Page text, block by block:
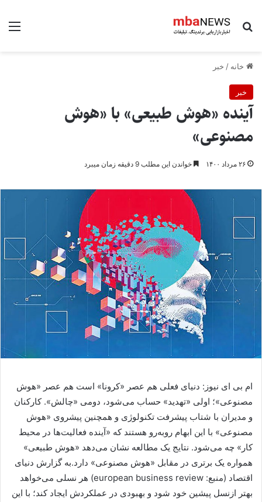
جستجو برای
خانه / خبر
خبر
آینده «هوش طبیعی» با «هوش
مصنوعی»
۲۶ مرداد ۱۴۰۰ خواندن این مطلب 9 دقیقه زمان میبرد
ام بی ای نیوز: دنیای فعلی هم عصر «کرونا» است هم عصر «هوش مصنوعی»؛ اولی «تهدید» حساب می‌شود، دومی «چالش». کارکنان و مدیران با شتاب پیشرفت تکنولوژی و همچنین پیشروی «هوش مصنوعی» با این ابهام روبه‌رو هستند که «آینده فعالیت‌ها در محیط کار» چه می‌شود. نتایج یک مطالعه نشان می‌دهد «هوش طبیعی» همواره یک برتری در مقابل «هوش مصنوعی» دارد.به گزارش دنیای اقتصاد (منبع: european business review) هر نسلی می‌خواهد بهتر ازنسل پیشین خود شود و بهبودی در عملکردش ایجاد کند؛ با این حال، نسل کنونی این رویه را به خطر انداخته و ممکن است میراثی وحشتناک و آزاردهنده برای نسل‌های آینده به جای بگذارد!این مقاله، روایتی آینده‌نگرانه از معنای خاص بودن انسان در مقابل سرعت و انقلاب‌های هوش مصنوعی و توسعه واقعیت سایبری ارائه می‌دهد. در شرایط کنونی، لازم است نگاهی جدی و جامع به سناریوهای احتمالی آینده بیندازیم و متوجه شویم که چه میراثی برای نسل‌های آینده به جای می‌گذاریم.آینده احتمالی حاکی از دو تهدید/ چالش پیش‌روی بشریت است. دسته اول چالش‌ها یا به‌ اصطلاح «محدوده خطر» شامل مواردی مانند تنزل وضعیت محیط‌زیست (تغییر اقلیم)، تلاطم‌های اجتماعی (مهاجرت و تنوع)، کرونا و سایر بیماری‌های همه‌گیر آینده و در نهایت تعارض‌های سیاسی خشونت‌آمیز است. گروه دوم چالش‌ها را می‌توان حول سرعت و اغلب توسعه دگرگون‌ساز فناوری‌های هوش مصنوعی ساختاردهی کرد.محدوده خطر و فناوری‌های هوش مصنوعی تاکنون به تغییر زندگی ما منجر شده و احتمالا اثرات بیشتری بر آینده مشاغل خواهد داشت. در حالی که انتظار می‌رود، پیامدهای کرونا تا چند سال آینده مدیریت شوند، عبور کامل از محدوده خطر ممکن است تا حوالی سال ۲۰۵۰ ادامه یابد و نیاز داریم که از هر کمکی در این راستا استفاده کنیم. فناوری هوش مصنوعی می‌تواند بخشی از راه‌حل باشد.با این حال، خود هوش مصنوعی، چالش‌ها و سوالاتی برای ما مطرح می‌کند: چه اتفاقی برای نیروی کار می‌افتد؟ مردم چگونه به تعامل با این فناوری جدید خواهند پرداخت؟ آیا اکثر مشاغل با ماشین‌ها و اتوماسیون جایگزین خواهند شد؟ چه شغل‌های جدیدی ظهور خواهد کرد؟ هوش مصنوعی چگونه به نفع اقتصاد، کسب‌وکار و مشاغل خواهد بود؟جواب بسیاری از این سوالات، بستگی به نقش اشخاص در آینده دارد. در این مقاله، نگاهی کلی به مفهوم پیچیده، پویا و همواره در حال تغییر «خاص بودن انسان» می‌اندازیم و آن را با فناوری‌ هوش مصنوعی مقایسه می‌کنیم. ما همکاری انسان و ماشین‌ها را متصور هستیم؛ جایی که ابرذهن‌ها با ماشین‌ها و سیستم‌های هوشمند همکاری می‌کنند تا جامعه احتمالی فرا ذهن (Meta-Mind Society) آینده را بسازند.همکاری انسان با فناوری هوش مصنوعی را به سادگی می‌توان توصیف کرد، اما اجرای آن دشوار است. این همکاری نیازمند سرمایه‌گذاری همزمان در توسعه فناوری هوش مصنوعی و توسعه و بهره‌گیری از خاص بودن انسان است. این همکاری نیازمند آموزش‌های مادام‌العمری است که ماشین‌های هوشمند را به افراد باهوش‌تر از همیشه ارتباط دهد و به یک هم‌افزایی بین انسان و فناوری بینجامد. دستیابی به هم‌افزایی بین انسان و فناوری از آنجا اهمیت دارد که ماشین‌های هوشمند به سرعت در حال تکامل هستند و انسان نیز باید خود را به آنها رسانده و تکامل یابد.پیش از بحث، لازم است به این موضوع اشاره شود که توجه ما به خاص بودن انسان در مقایسه با ماشین‌های هوشمند و فناوری هوش مصنوعی است، اما ادعا نمی‌کنیم که تمام فناوری‌های هوش مصنوعی ویژگی‌هایی کاملا خاص دارند. ما معتقدیم که انسان می‌تواند عملکرد بهتری داشته باشد و برعکس. این مقاله درباره آینده‌ای دور نیست اما به روشنی نمی‌تواند تعیین کرد که توسعه ماشین‌ها و انسان‌ها با چه سرعتی پیش خواهد رفت. به همین دلیل، صرفا به سناریوی احتمالی آینده می‌پردازیم.در حال حاضر، ماشین‌ها فقط به تقلید از انسان می‌پردازند، اما در آینده ممکن است قادر به انجام کارهایی شوند که از عهده انسان خارج است. با این حال، باید متوجه باشیم که شیوه کار ماشین‌ها کاملا متفاوت با شیوه عمل انسان است. به عنوان مثال، ماشین‌ها می‌توانند حالات چهره یا صدای انسان‌ها را تقلید کنند، اما هیچ‌کدام از احساسات انسانی را تجربه نمی‌کنند. همواره باید در ذهن داشت که طبیعت انسان خاص و بی‌نهایت پیچیده است. شما خواننده هم خاص و منحصربه‌فرد هستید؛ به‌گونه‌ای که نه تنها با ماشین‌ها تفاوت دارید بلکه با هر انسان دیگری هم متفاوت هستید.خاص بودن انسان«تصور و تخیل، محوری‌ترین ویژگی انسان‌ها است؛ این قابلیت به ما اجازه می‌دهد که تجربه‌ای کامل از خود در مقابل جهان و واقعیت داشته باشیم. تخیل انسان، نقشی کلیدی در خلاقیت و در نوآوری دارد. ماشین‌ها به رغم تمام پیشرفت‌های هوش مصنوعی از تخیل بهره‌ای نبرده‌اند.» -گری لاکمن، نویسنده آمریکاییاجازه دهید موضوع را با طرح چند سوال دشوار شروع کنیم:۱- اگر می‌توانستید تعداد زیادی از انسان‌ها را نجات دهید، این کار را می‌کردید؟حتی اگر آنها را نشناسید؟ حتی اگر فرصت ملاقات حضوری با آنها را به دست نیاورید؟ اگر آنها در آینده زندگی کنند و شما دیگر در زمان آنها زنده نباشید، چطور؟۲- آیا ما در مقابل نسل‌های آینده مسوولیم؟در مقابل صدها میلیارد انسانی که در آینده خواهند زیست، چطور؟ آیا از بین بردن فرصت زادآوری و زندگی در این سیاره، اخلاقی است؟۳- اگر ما آخرین نسل بشر (پیش از انقراض) باشیم، چه؟آیا تاکنون به این مساله اندیشیده‌اید؟ فقط تصور کنید که همه انسان‌ها توانایی زادآوری خود را از دست بدهند.۴- آیا ماشین‌های هوشمند، برای انسان‌ها کار می‌کنند و به مراقبت از آنها می‌پردازند؟اگر ماشین‌ها برای ما نفع ندارند، چرا به خود زحمت می‌دهیم؟ چرا برای ثروت‌آفرینی تقلا می‌کنیم؟ آیا شغل داشتن تبدیل به یک امتیاز می‌شود؛ نه ضرورت صرف؟ اگر چنین شود، آیا زندگی همچنان معنایی خواهد داشت؟۵-آیا فناوری، راهکار تمام مشکلات جهانی است؟آیا ماشین‌ها تمام اشتباهات و خرابکاری‌های ما را جبران خواهد کرد؟ آیا ما مقادیر وافری از کالاها و خدمات برای تغذیه جهان و رسیدگی به نیازهای اجتماعی و روانی آنها داریم؟ آیا انسان‌ها از توانایی‌های ماورایی برخوردارند و استعدادهایی ابدی می‌شوند؟۶- آیا ما انسان‌ها فقط باید مسیر توسعه فناوری را دنبال کنیم؟آیا می‌توانیم برخی از انواع فناوری‌ها را رد کنیم؟ اگر قرار است فقط پیشرفت فناوری را دنبال کنیم، چرا باید به خود زحمت بدهیم؟ شاید آرمانشهر مورد انتظار انسان‌ها متشکل از فناوری است؟بی‌شک، بیشتر انسان‌ها نوعی استعداد دارند (فقط باید پرسید که چه استعدادی و به چه منظوری)؛ انسان‌ها خاص‌تر از آنند که تصور می‌کنند. بسیاری از اعضای بدن انسان هم خاص‌اند؛ مثل: گوش‌ها، عنبیه، انگشتان پا و … . شیوه راه رفتن، شیوه حرکت، فعالیت‌های مغزی، ضربان قلب و همه خاص هستند. از نظر ویژگی‌های روان‌شناختی، حوزه کامل در علم روانشناسی به تفاوت‌های شخصیتی افراد می‌پردازد.به طور خلاصه، اجازه دهید به این نتیجه برسیم که انسان‌ها ماشین‌های زیست‌شناختی و روان‌شناختی پیچیده هستند (که توانایی زادآوری و تکثیر هم دارند). انسان‌ها همچنین موجوداتی به شدت اجتماعی هستند. آنها سطوح مختلفی از آگاهی و خودآگاهی ایجاد می‌کنند، سطح جدیدی از پیچیدگی معرفی می‌کنند، اهداف و معنایی در زندگی دارند که به زندگی آنها یا نیاز به تغییر، معنا می‌دهد. آگاهی انسان‌ها به آنها قدرت تخیل می‌دهد و می‌توانند به چیزهایی بیندیشند که هیچ‌گاه وجود خارجی نداشته‌اند. انسان‌ها توانایی ذاتی برای ساختن و تخریب دارند. آنها همچنین مهارت کارآفرینی دارند و می‌توانند اشیا یا خدمات جدیدی بسازند.انسان‌ها قادر به زندگی، تفکر و عمل در مدل‌های به شدت متناقض (از عقلانیت یا غیرمعقول، از شادی و شعف تا غم و افسردگی، از مفاهیم انتزاعی و احساسی یا موضوعات منطقی، از خوش‌مشرب بودن تا منزوی و حتی احمق بودن و…) هستند و به لطف خلاقیت و کارآفرینی می‌توانند بسیار نوآور و سازنده و در عین حال به شدت تخریب‌گر باشند. آنها ذهنی آگاه دارند و می‌توانند از فرآیندهایی مانند تفکر، تصمیم‌گیری و سطوح مختلف فرآیند هوش بهره‌مند باشند. ما می‌توانیم ویژگی «فردیت» و نگرش‌های شخصی خود را به پدیده‌ها بدهیم تا رویاها، احساسات شخصی، اجتماعی شدن، روابط، همدردی، احساسات جسمی، احساسات روانی، شهود و … را معنایی جدید ببخشیم.انسان‌ها ممکن است به کارهای ارزشمندی مانند ایثار و فداکردن جان خود برای دیگران یا یک هدف ارزشمند بپردازند یا در طرف مقابل برای دفاع از خواسته‌های خود یا جامعه به خشونت دست بزنند. انسان‌ها با توجه به شرایط تصمیم‌گیری می‌کنند و حتی منزوی‌ترین و خودشیفته‌ترین آنها نیز می‌توانند در راستای منافع جمعی تصمیم‌گیری یا اقدام کنند. انسان‌ها توانایی‌های پیچیده‌ای دارند و در عین حال می‌توانند بیش از اندازه سخت‌گیر، موشکاف و خسیس باشند. مغز انسان، تاکنون پیچیده‌ترین پدیده‌ای است که با آن مواجه شده‌ایم، اما خاص بودن انسان‌ها بسیار فراتر از مغزشان می‌رود. آنها شباهت‌های ظاهری با یکدیگر دارند، اما تفاوت‌هایشان به حدی است که هر کدام را بتوان فردی خاص دانست. طی زندگی، تغییرات مداومی را پشت سر می‌گذارند، اما ویژگی‌های روان‌شناختی خاص خود را حفظ می‌کنند. ژن و زمینه زندگی آنها تغییر می‌کند، اما تجربه‌شان از زندگی، خاص خود است.انسان‌ها بخشی از اجتماعات یا جوامع مختلف هستند. آنها جوامع را می‌سازند و خودشان تحت تاثیر آن قرار می‌گیرند. تعامل با دیگران، بخش حیاتی زندگی است. ارتباطات، مولفه مهم و ضروری زندگی اجتماعی آنها است. مغز انسان می‌تواند بی‌نیاز از برنامه‌ریزی، تفکر انتقادی و تفکر خلاق داشته باشد.انسان‌ها را می‌توان از نظر روان‌شناختی و جامعه‌شناسی مورد بررسی‌های بیشتری قرار داد. جامعه انسانی ویژگی‌های متمایز و خاص خود را دارند و هر کدام از اعضای آنها هم همین‌طور؛ ویژگی‌هایی که ماشین‌ها و هوش مصنوعی با تمام پیشرفت‌ها به آنها دست نخواهند یافت (هر چند در برخی از موارد روتین و مشخص می‌توانند سرعت عمل و بازدهی بالاتری نسبت به انسان داشته باشند).انسان‌ها از جنبه‌های مختلف، یک گونه جانوری خاص و متمایز در طبیعت هستند.هوش طبیعیاگر هوش را به معنای توانایی مواجهه معنادار با شرایط و مشکلات مختلف بدانیم، قادر به مقایسه هوش طبیعی و هوش مصنوعی خواهیم بود. این طرز تفکر به ما اجازه نگاهی کل‌نگر بر هوش طبیعی و به ویژه هوش انسان را می‌دهد.به نظر می‌رسد که هوش، ویژگی کلیدی حیات است و به موجودات زنده امکان انطباق با شرایط جدید را می‌دهد. نوع و سطح آگاهی، وجه تمایز انواع هوش است؛ آگاه ذاتی، نیمه‌خودآگاه، آگاه و فراآگاه. انسان‌ها موجودات منحصر به فردی هستند که تمام ۴نوع آگاهی را دارند. با این حال، نمی‌توان امکان وجود موجوداتی تکامل‌ یافته‌تر یا حتی موجودات غیرمادی را رد کنیم. ما نمی‌توانیم امکان وجود انواع دیگری از آگاهی را رد کنیم.همکاری انسان‌ها و ماشین‌های هوشمندکامپیوترها نمی‌توانند فکر کنند، اما به طور روزافزونی می‌توانند کارهایی را انجام دهند که انسان‌ها در گذشته قادر به انجامشان بوده‌اند. امروزه حتی می‌توان بخشی از وظایفی را به کامپیوترها سپرد که نیازمند مهارت‌های ادراکی انسان‌ها(از جمله تشخیص دست‌خط و شناسایی چهره) یا مهارت‌های شناختی (مانند برنامه‌ریزی، تحلیل مبتنی بر اطلاعات ناقص یا مبهم و یادگیری) هستند. فناوری‌ها می‌توانند بخشی از وظایفی را انجام دهند که در گذشته تصور می‌شد به هوش انسانی نیاز است و به همین دلیل، به آنها «فناوری‌های شناختی» می‌گویند.به جای آنکه صرفا بر «هوش مصنوعی» تمرکز کنیم، باید به رویه‌هایی بیندیشیم که امکان انجام وظایف هدفمند توسط کامپیوترها و ماشین‌ها را فراهم ساخته است. به یاد آورید که آنچه امروز با عنوان ماشین‌های «هوشمند» یا «باهوش» می‌شناسیم، نتیجه‌ای از الگوریتم‌ها است. در نتیجه، آنها صرفا از انسان‌ها تقلید می‌کنند تا رفتارها و نتایجی مشابه انسان به دست آورند.اگر قصد مقا